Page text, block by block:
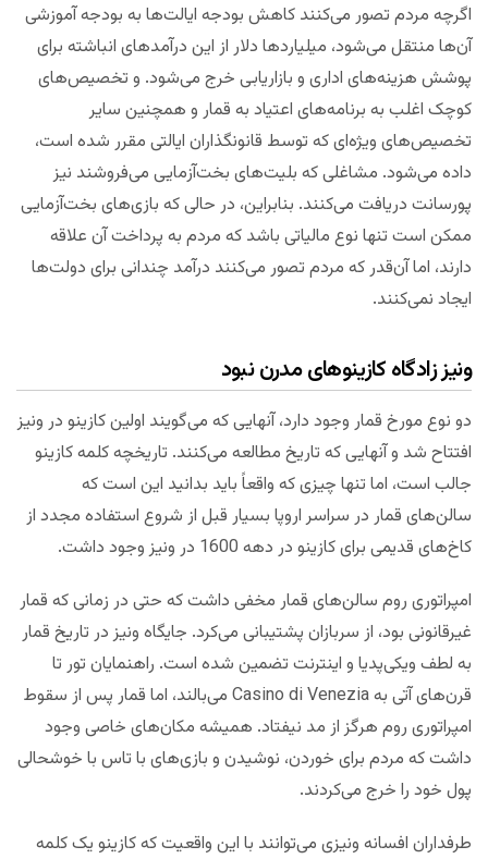
اگرچه مردم تصور می‌کنند کاهش بودجه ایالت‌ها به بودجه آموزشی
آن‌ها منتقل می‌شود، میلیاردها دلار از این درآمدهای انباشته برای
پوشش هزینه‌های اداری و بازاریابی خرج می‌شود. و تخصیص‌های
کوچک اغلب به برنامه‌های اعتیاد به قمار و همچنین سایر
تخصیص‌های ویژه‌ای که توسط قانونگذاران ایالتی مقرر شده است،
داده می‌شود. مشاغلی که بلیت‌های بخت‌آزمایی می‌فروشند نیز
پورسانت دریافت می‌کنند. بنابراین، در حالی که بازی‌های بخت‌آزمایی
ممکن است تنها نوع مالیاتی باشد که مردم به پرداخت آن علاقه
دارند، اما آن‌قدر که مردم تصور می‌کنند درآمد چندانی برای دولت‌ها
ایجاد نمی‌کنند.
ونیز زادگاه کازینوهای مدرن نبود
دو نوع مورخ قمار وجود دارد، آنهایی که می‌گویند اولین کازینو در ونیز
افتتاح شد و آنهایی که تاریخ مطالعه می‌کنند. تاریخچه کلمه کازینو
جالب است، اما تنها چیزی که واقعاً باید بدانید این است که
سالن‌های قمار در سراسر اروپا بسیار قبل از شروع استفاده مجدد از
کاخ‌های قدیمی برای کازینو در دهه 1600 در ونیز وجود داشت.
امپراتوری روم سالن‌های قمار مخفی داشت که حتی در زمانی که قمار
غیرقانونی بود، از سربازان پشتیبانی می‌کرد. جایگاه ونیز در تاریخ قمار
به لطف ویکی‌پدیا و اینترنت تضمین شده‌ است. راهنمایان تور تا
قرن‌های آتی به Casino di Venezia می‌بالند، اما قمار پس از سقوط
امپراتوری روم هرگز از مد نیفتاد. همیشه مکان‌های خاصی وجود
داشت که مردم برای خوردن، نوشیدن و بازی‌های با تاس با خوشحالی
پول خود را خرج می‌کردند.
طرفداران افسانه ونیزی می‌توانند با این واقعیت که کازینو یک کلمه